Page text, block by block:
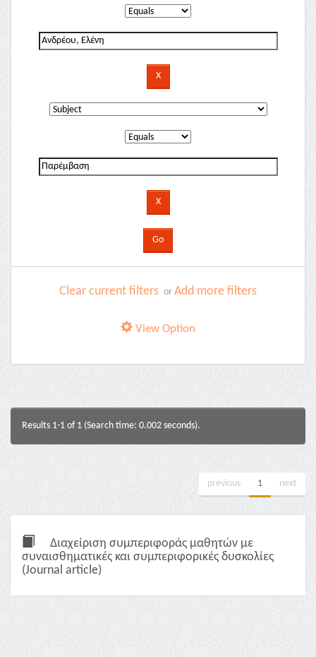
Clear current filters or Add more filters
View Option
Results 1-1 of 1 (Search time: 0.002 seconds).
previous 1 next
Διαχείριση συμπεριφοράς μαθητών με
συναισθηματικές και συμπεριφορικές δυσκολίες
(Journal article)